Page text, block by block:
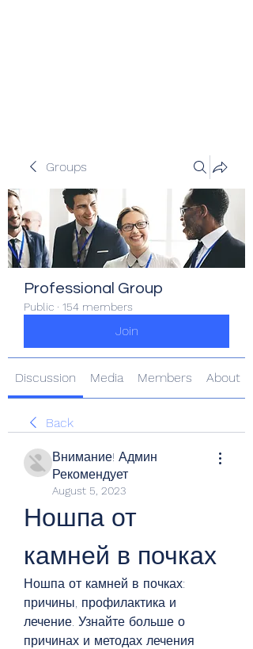
Groups
Professional Group
Public · 154 members
Join
Discussion Media Members About
Back
Внимание! Админ
Рекомендует
August 5, 2023
Ношпа от
камней в почках
Ношпа от камней в почках:
причины, профилактика и
лечение. Узнайте больше о
причинах и методах лечения